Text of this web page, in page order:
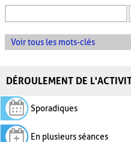
Voir tous les mots-clés
DÉROULEMENT DE
Sporadiques
En plusieurs séances